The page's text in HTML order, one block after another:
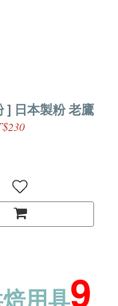
] 日本製粉 老鷹
用具9